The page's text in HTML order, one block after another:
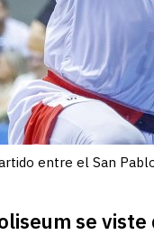
entre el San
se